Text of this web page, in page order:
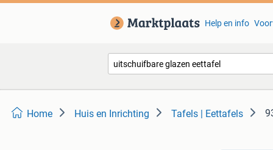
Help en info
Home Huis en Inrichting Tafels | Eettafels